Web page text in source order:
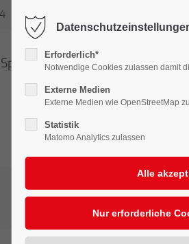
Spielplan Kartenservice
Erforderlich*
Notwendige Cookies zulassen damit
Externe Medien
Externe Medien wie OpenStreetMap
Statistik
Matomo Analytics zulassen